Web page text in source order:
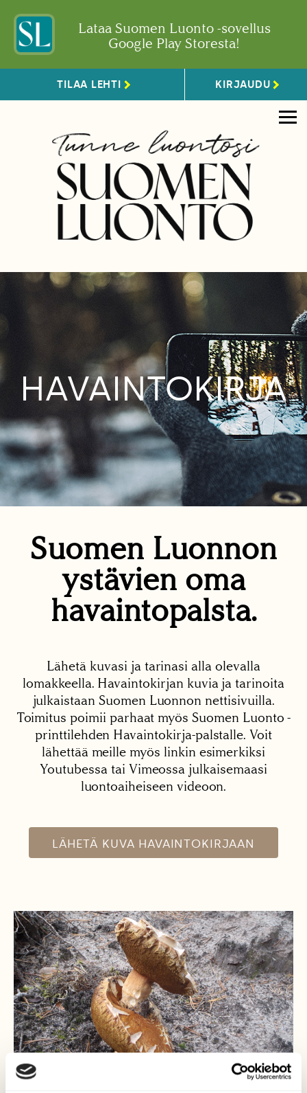
Lataa Suomen Luonto -sovellus
Google Play Storesta!
TILAA LEHTI KIRJAUDU
HAVAINTOKIRJA
Suomen Luonnon
ystävien oma
havaintopalsta.
Lähetä kuvasi ja tarinasi alla olevalla
lomakkeella. Havaintokirjan kuvia ja tarinoita
julkaistaan Suomen Luonnon nettisivuilla.
Toimitus poimii parhaat myös Suomen Luonto -
printtilehden Havaintokirja-palstalle. Voit
lähettää meille myös linkin esimerkiksi
Youtubessa tai Vimeossa julkaisemaasi
luontoaiheiseen videoon.
LÄHETÄ KUVA HAVAINTOKIRJAAN